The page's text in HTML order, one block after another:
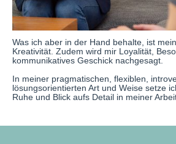
Was ich aber in der Hand behalte, ist
Kreativität. Zudem wird mir Loyalität,
kommunikatives Geschick nachgesagt.
In meiner pragmatischen, flexiblen,
lösungsorientierten Art und Weise setze
Ruhe und Blick aufs Detail in meiner